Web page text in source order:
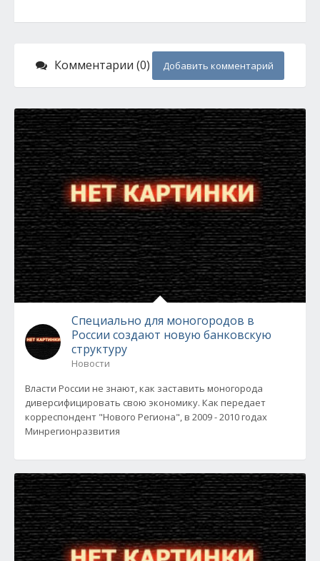
Комментарии (0) Добавить комментарий
Специально для моногородов в
России создают новую банковскую
структуру
Новости
Власти России не знают, как заставить моногорода
диверсифицировать свою экономику. Как передает
корреспондент "Нового Региона", в 2009 - 2010 годах
Минрегионразвития